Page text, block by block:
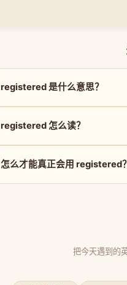
registered 是什么意思？
registered 怎么读？
怎么才能真正会用 registered？
把今天遇到的